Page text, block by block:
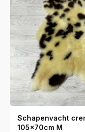
Schapenvacht
105x70cm M